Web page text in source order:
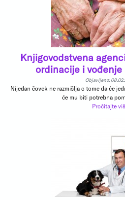
Knjigovodstvena
ordinacije i
Objavljeno:
Nijedan čovek ne razmišlja o tome da će
će mu biti potrebna
Pročitajte